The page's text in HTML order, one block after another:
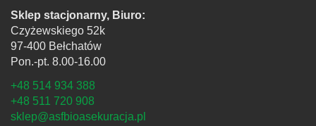
Sklep stacjonarny, Biuro:
Czyżewskiego 52k
97-400 Bełchatów
Pon.-pt. 8.00-16.00
+48 514 934 388
+48 511 720 908
sklep@asfbioasekuracja.pl